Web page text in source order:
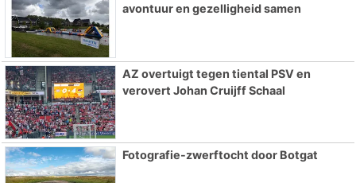
avontuur en gezelligheid samen
AZ overtuigt tegen tiental PSV en
verovert Johan Cruijff Schaal
Fotografie-zwerftocht door Botgat